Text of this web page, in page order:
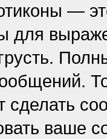
—
для
сделать
ваше